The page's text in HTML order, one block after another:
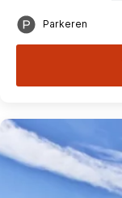
Parkeren